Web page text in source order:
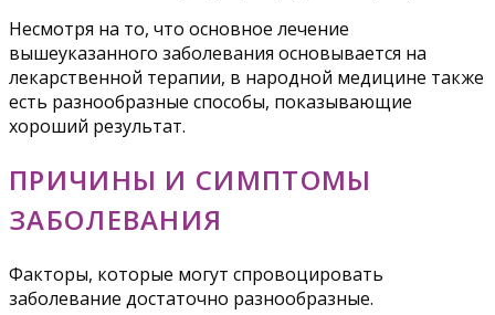
Несмотря на то, что основное лечение
вышеуказанного заболевания основывается на
лекарственной терапии, в народной медицине также
есть разнообразные способы, показывающие
хороший результат.
ПРИЧИНЫ И СИМПТОМЫ
ЗАБОЛЕВАНИЯ
Факторы, которые могут спровоцировать
заболевание достаточно разнообразные.